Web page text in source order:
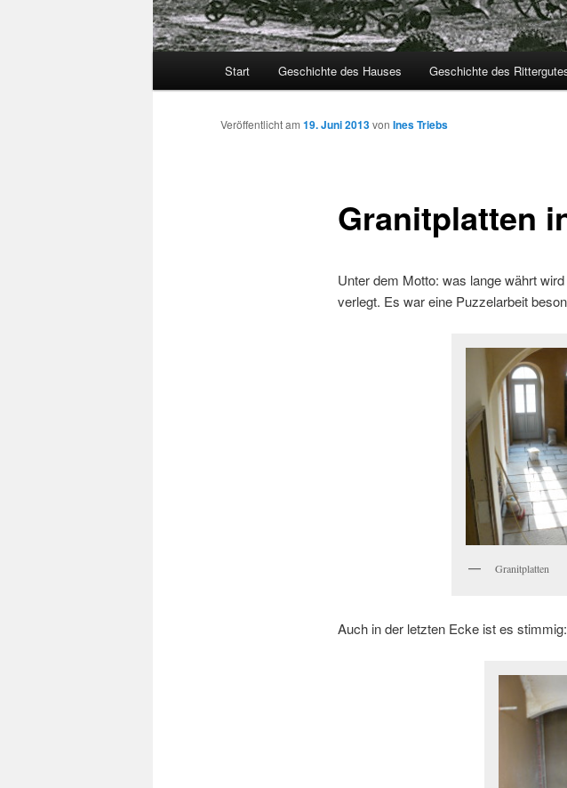
Start Geschichte des Hauses Geschichte des
Granitplatten
Veröffentlicht am 19. Juni 2013von Ines Triebs
Unter dem Motto: was lange währt
verlegt. Es war eine Puzzelarbeit
Granitplatten
Auch in der letzten Ecke ist es stimmig: